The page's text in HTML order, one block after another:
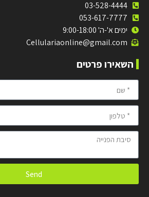
03-528-4444
053-617-7777
ימים א'-ה' 9:00-18:00
Cellulariaonline@gmail.com
השאירו פרטים
Send